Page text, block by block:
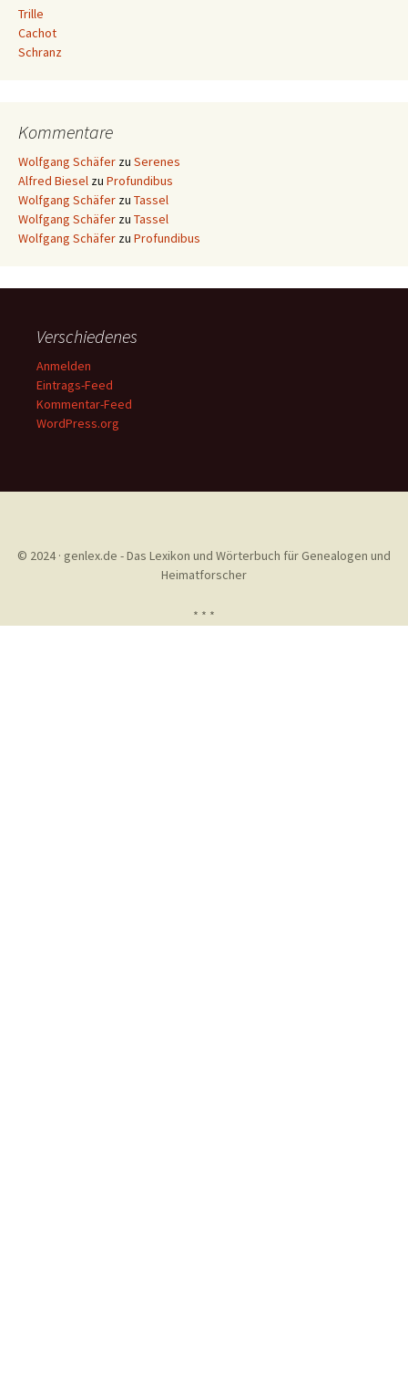
Trille
Cachot
Schranz
Kommentare
Wolfgang Schäfer zu Serenes
Alfred Biesel zu Profundibus
Wolfgang Schäfer zu Tassel
Wolfgang Schäfer zu Tassel
Wolfgang Schäfer zu Profundibus
Verschiedenes
Anmelden
Eintrags-Feed
Kommentar-Feed
WordPress.org
© 2024 · genlex.de - Das Lexikon und Wörterbuch für Genealogen und
Heimatforscher
* * *